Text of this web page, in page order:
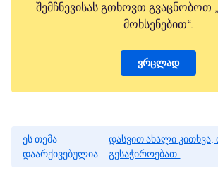
შემჩნევისას გთხოვთ გვაცნობოთ
მოხსენებით“.
ვრცლად
ეს თემა
დაარქივებულია.
დასვით ახალი კითხვა,
გესაჭიროებათ.